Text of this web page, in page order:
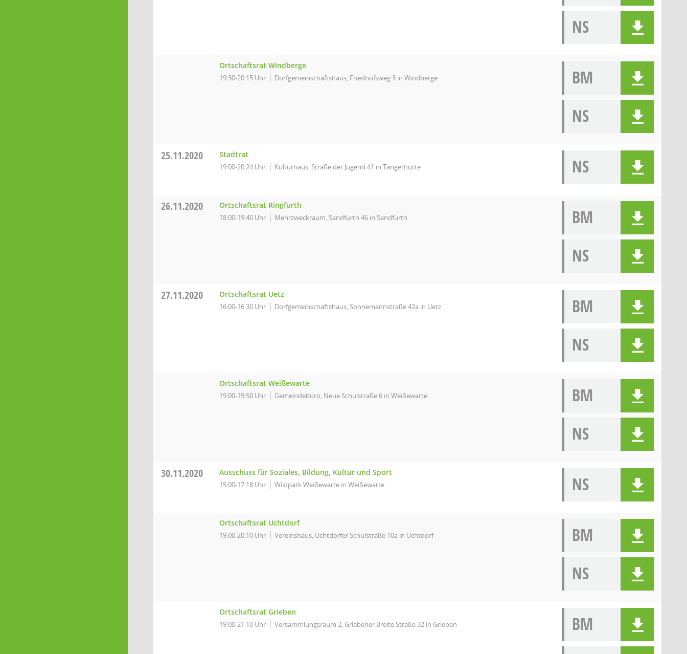
NS
Ortschaftsrat Windberge
19:30-20:15 Uhr Dorfgemeinschaftshaus, Friedhofsweg 3 in Windberge
BM
NS
25.11.2020 Stadtrat
19:00-20:24 Uhr Kulturhaus, Straße der Jugend 41 in Tangerhütte NS
26.11.2020 Ortschaftsrat Ringfurth
18:00-19:40 Uhr Mehrzweckraum, Sandfurth 46 in Sandfurth
BM
NS
27.11.2020 Ortschaftsrat Uetz
16:00-16:30 Uhr Dorfgemeinschaftshaus, Sonnemannstraße 42a in Uetz
BM
NS
Ortschaftsrat Weißewarte
19:00-19:50 Uhr Gemeindebüro, Neue Schulstraße 6 in Weißewarte
BM
NS
30.11.2020 Ausschuss für Soziales, Bildung, Kultur und Sport
15:00-17:18 Uhr Wildpark Weißewarte in Weißewarte NS
Ortschaftsrat Uchtdorf
19:00-20:10 Uhr Vereinshaus, Uchtdorfer Schulstraße 10a in Uchtdorf
BM
NS
Ortschaftsrat Grieben
19:00-21:10 Uhr Versammlungsraum 2, Griebener Breite Straße 32 in Grieben
BM